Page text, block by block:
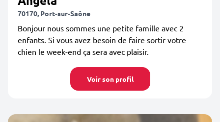
70170, Port-sur-Saône
Bonjour nous sommes une petite famille avec 2
enfants. Si vous avez besoin de faire sortir votre
chien le week-end ça sera avec plaisir.
Voir son profil